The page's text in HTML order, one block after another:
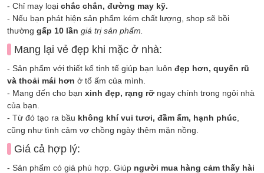
- Chỉ may loại chắc chắn, đường may kỹ.
- Nếu bạn phát hiện sản phẩm kém chất lượng, shop sẽ bồi
thường gấp 10 lần giá trị sản phẩm.
Mang lại vẻ đẹp khi mặc ở nhà:
- Sản phẩm với thiết kế tinh tế giúp bạn luôn đẹp hơn, quyến rũ
và thoải mái hơn ở tổ ấm của mình.
- Mang đến cho bạn xinh đẹp, rạng rỡ ngay chính trong ngôi nhà
của bạn.
- Từ đó tạo ra bầu không khí vui tươi, đầm ấm, hạnh phúc
cũng như tình cảm vợ chồng ngày thêm mặn nồng.
Giá cả hợp lý:
- Sản phẩm có giá phù hợp. Giúp người mua hàng cảm thấy hài